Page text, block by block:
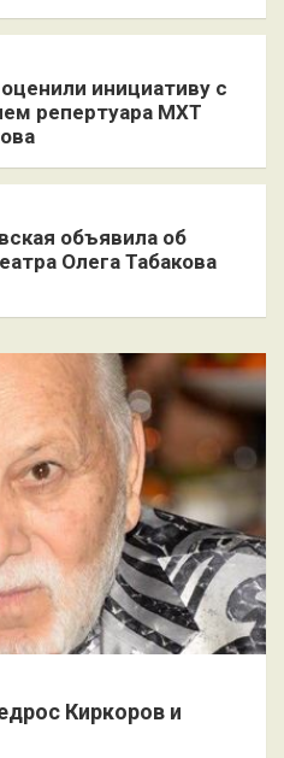
инициативу с
репертуара МХТ
объявила об
Олега Табакова
Киркоров и